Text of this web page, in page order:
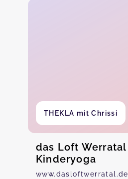
THEKLA mit Chrissi
das Loft Werratal
Kinderyoga
www.dasloftwerratal.de